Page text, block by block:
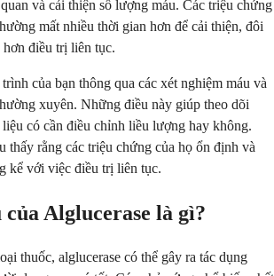
và cải thiện số lượng máu. Các triệu chứng
mất nhiều thời gian hơn để cải thiện, đôi
điều trị liên tục.
của bạn thông qua các xét nghiệm máu và
xuyên. Những điều này giúp theo dõi
có cần điều chỉnh liều lượng hay không.
thấy rằng các triệu chứng của họ ổn định và
kể với việc điều trị liên tục.
Alglucerase là gì?
thuốc, alglucerase có thể gây ra tác dụng